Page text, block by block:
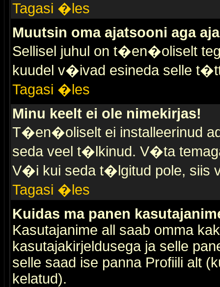
Tagasi �les
Muutsin oma ajatsooni aga
Sellisel juhul on t�en�oliselt
kuudel v�ivad esineda selle
Tagasi �les
Minu keelt ei ole nimekirjas!
T�en�oliselt ei installeerinud
seda veel t�lkinud. V�ta
V�i kui seda t�lgitud pole, siis
Tagasi �les
Kuidas ma panen
Kasutajanime all saab omma
kasutajakirjeldusega ja selle
selle saad ise panna Profiili alt
kelatud).